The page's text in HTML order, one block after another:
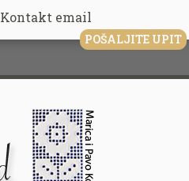
Kontakt email
POŠALJITE UPIT